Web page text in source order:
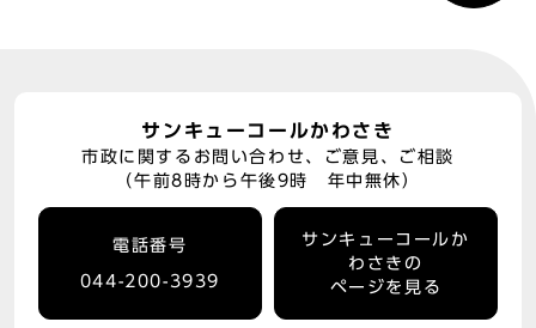
サンキューコールかわさき
市政に関するお問い合わせ、ご意見、ご相談
（午前8時から午後9時 年中無休）
電話番号
044-200-3939
サンキューコールか
わさきの
ページを見る